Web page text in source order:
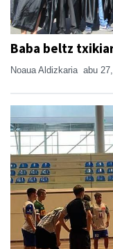
Baba beltz
Noaua Aldizkaria abu